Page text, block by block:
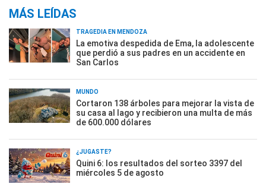
MÁS LEÍDAS
TRAGEDIA EN MENDOZA
La emotiva despedida de Ema, la adolescente
que perdió a sus padres en un accidente en
San Carlos
MUNDO
Cortaron 138 árboles para mejorar la vista de
su casa al lago y recibieron una multa de más
de 600.000 dólares
¿JUGASTE?
Quini 6: los resultados del sorteo 3397 del
miércoles 5 de agosto